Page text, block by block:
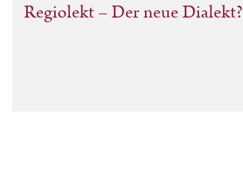
Regiolekt – Der neue Dialekt?